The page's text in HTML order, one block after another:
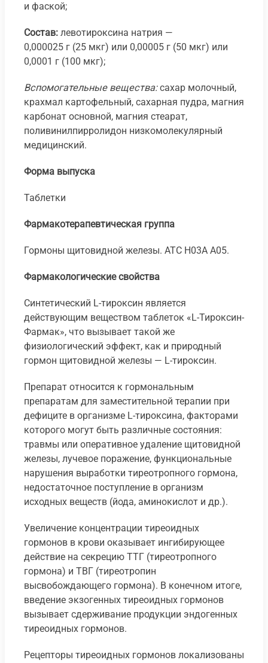
и фаской;
Состав: левотироксина натрия —
0,000025 г (25 мкг) или 0,00005 г (50 мкг) или
0,0001 г (100 мкг);
Вспомогательные вещества:сахар молочный,
крахмал картофельный, сахарная пудра, магния
карбонат основной, магния стеарат,
поливинилпирролидон низкомолекулярный
медицинский.
Форма выпуска
Таблетки
Фармакотерапевтическая группа
Гормоны щитовидной железы. ATC H03A A05.
Фармакологические свойства
Синтетический L-тироксин является
действующим веществом таблеток «L-Тироксин-
Фармак», что вызывает такой же
физиологический эффект, как и природный
гормон щитовидной железы — L-тироксин.
Препарат относится к гормональным
препаратам для заместительной терапии при
дефиците в организме L-тироксина, факторами
которого могут быть различные состояния:
травмы или оперативное удаление щитовидной
железы, лучевое поражение, функциональные
нарушения выработки тиреотропного гормона,
недостаточное поступление в организм
исходных веществ (йода, аминокислот и др.).
Увеличение концентрации тиреоидных
гормонов в крови оказывает ингибирующее
действие на секрецию ТТГ (тиреотропного
гормона) и ТВГ (тиреотропин
высвобождающего гормона). В конечном итоге,
введение экзогенных тиреоидных гормонов
вызывает сдерживание продукции эндогенных
тиреоидных гормонов.
Рецепторы тиреоидных гормонов локализованы